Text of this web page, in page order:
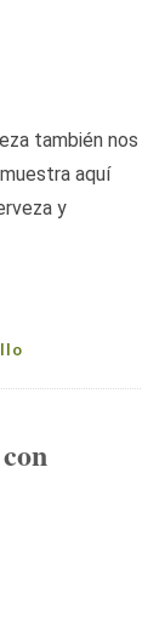
también nos
aquí
y